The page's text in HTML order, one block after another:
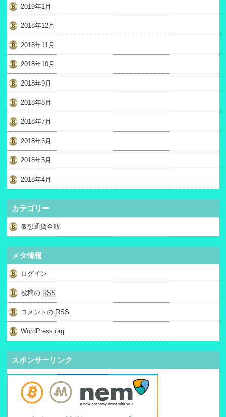
2019年1月
2018年12月
2018年11月
2018年10月
2018年9月
2018年8月
2018年7月
2018年6月
2018年5月
2018年4月
カテゴリー
仮想通貨全般
メタ情報
ログイン
投稿の RSS
コメントの RSS
WordPress.org
スポンサーリンク